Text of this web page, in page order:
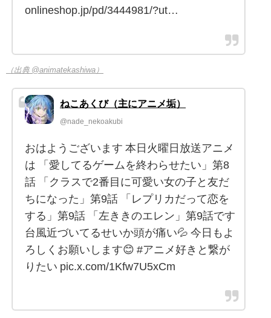
onlineshop.jp/pd/3444981/?ut…
（出典 @animatekashiwa）
ねこあくび（主にアニメ垢）
@nade_nekoakubi
おはようございます 本日火曜日放送アニメ
は 「愛してるゲームを終わらせたい」第8
話 「クラスで2番目に可愛い女の子と友だ
ちになった」第9話 「レプリカだって恋を
する」第9話 「左ききのエレン」第9話です
台風近づいてるせいか頭が痛い💦 今日もよ
ろしくお願いします😊 #アニメ好きと繋が
りたい pic.x.com/1Kfw7U5xCm